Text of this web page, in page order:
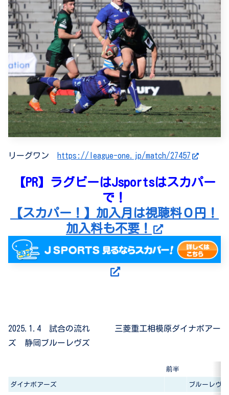
リーグワン https://league-one.jp/match/27457
【PR】ラグビーはJsportsはスカパー
で！
【スカパー！】加入月は視聴料０円！
加入料も不要！
2025.1.4 試合の流れ 三菱重工相模原ダイナボアー
ズ 静岡ブルーレヴズ
前半
ダイナボアーズ ブルーレヴズ